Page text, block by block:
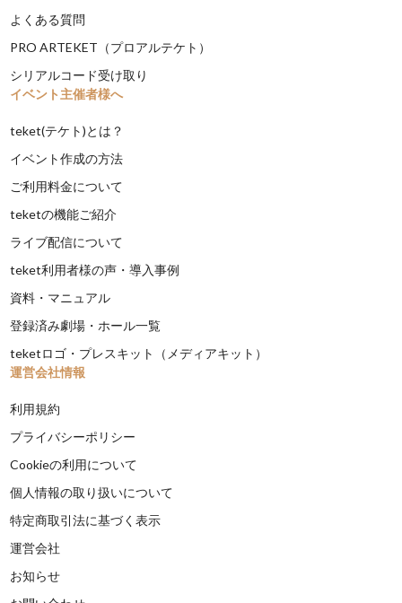
よくある質問
PRO ARTEKET（プロアルテケト）
シリアルコード受け取り
イベント主催者様へ
teket(テケト)とは？
イベント作成の方法
ご利用料金について
teketの機能ご紹介
ライブ配信について
teket利用者様の声・導入事例
資料・マニュアル
登録済み劇場・ホール一覧
teketロゴ・プレスキット（メディアキット）
運営会社情報
利用規約
プライバシーポリシー
Cookieの利用について
個人情報の取り扱いについて
特定商取引法に基づく表示
運営会社
お知らせ